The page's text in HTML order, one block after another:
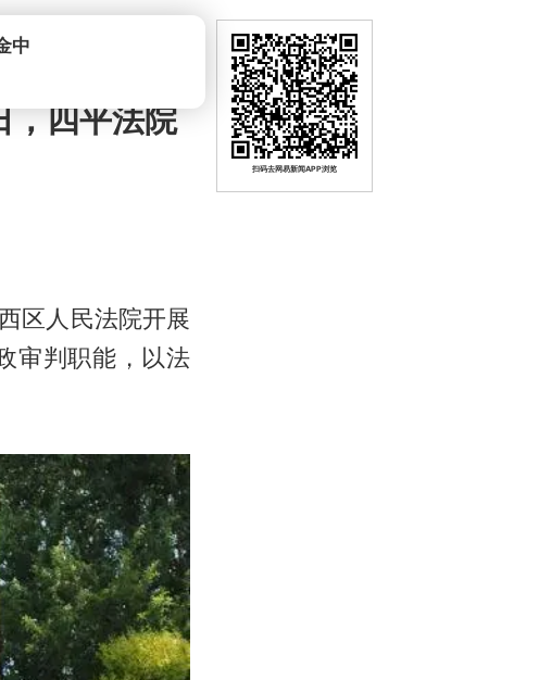
中
四平法院
区人民法院开展
审判职能，以法
扫码去网易新闻APP浏览